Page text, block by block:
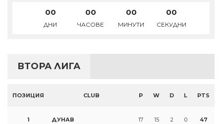
00
ДНИ
00
ЧАСОВЕ
00
МИНУТИ
00
СЕКУДНИ
ВТОРА ЛИГА
ПОЗИЦИЯ CLUB P W D L PTS
1 ДУНАВ 17 15 2 0 47